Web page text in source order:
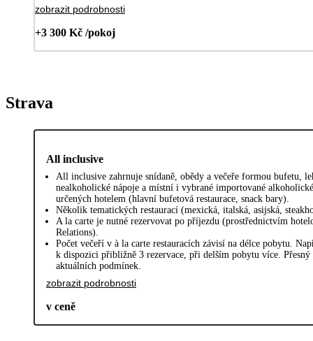
zobrazit podrobnosti
+3 300 Kč /pokoj
Strava
All inclusive
All inclusive zahrnuje snídaně, obědy a večeře formou bufetu,
nealkoholické nápoje a místní i vybrané importované
určených hotelem (hlavní bufetová restaurace, snack bary).
Několik tematických restaurací (mexická, italská, asijská,
A la carte je nutné rezervovat po příjezdu (prostřednictvím
Relations).
Počet večeří v à la carte restauracích závisí na délce pobytu.
k dispozici přibližně 3 rezervace, při delším pobytu více. Přesný
aktuálních podmínek.
zobrazit podrobnosti
v ceně